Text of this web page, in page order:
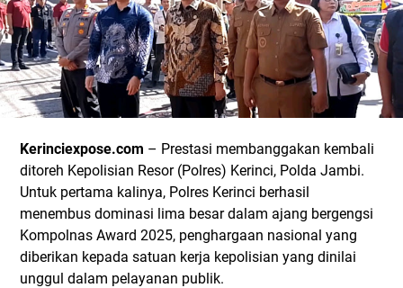
Kerinciexpose.com – Prestasi membanggakan kembali
ditoreh Kepolisian Resor (Polres) Kerinci, Polda Jambi.
Untuk pertama kalinya, Polres Kerinci berhasil
menembus dominasi lima besar dalam ajang bergengsi
Kompolnas Award 2025, penghargaan nasional yang
diberikan kepada satuan kerja kepolisian yang dinilai
unggul dalam pelayanan publik.